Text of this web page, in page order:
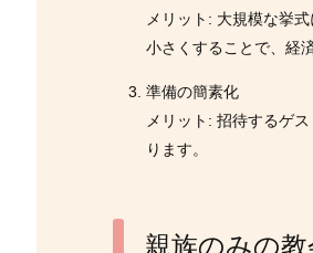
メリット: 大規模な挙
小さくすることで、経
準備の簡素化
メリット: 招待するゲ
ります。
親族のみの